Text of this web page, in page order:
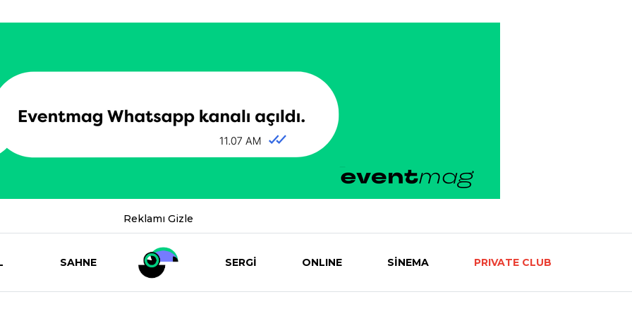
Reklamı Gizle
SAHNE SERGİ ONLINE SİNEMA PRIVATE CLUB